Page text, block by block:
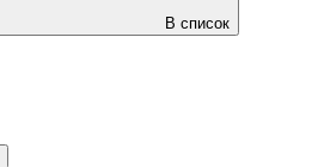
В список